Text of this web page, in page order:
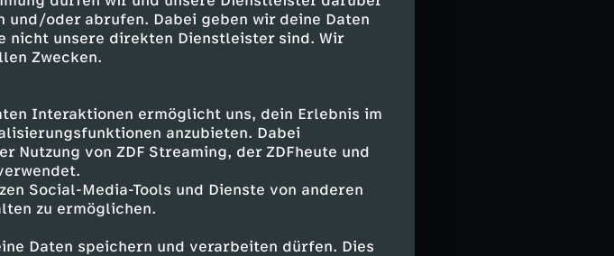
oder abrufen. Dabei geben wir deine Daten
nicht unsere direkten Dienstleister sind. Wir
Zwecken.
Interaktionen ermöglicht uns, dein Erlebnis im
anzubieten. Dabei
von ZDF Streaming, der ZDFheute und
Social-Media-Tools und Dienste von anderen
zu ermöglichen.
Daten speichern und verarbeiten dürfen. Dies
Sein Auftritt als
Markers künftiges Leben entscheiden.
Wussow